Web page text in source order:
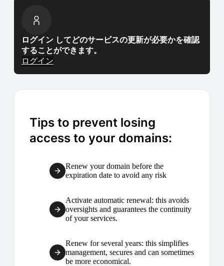
ログイン してどのサービスの更新が必要かを確認
することができます。
ログイン
Tips to prevent losing
access to your domains:
Renew your domain before the
expiration date to avoid any risk
Activate automatic renewal: this avoids
oversights and guarantees the continuity
of your services.
Renew for several years: this simplifies
management, secures and can sometimes
be more economical.